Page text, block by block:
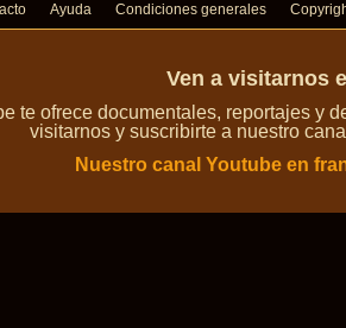
Ayuda Condiciones generales
Ven a visitarnos
te ofrece documentales, reportajes y
visitarnos y suscribirte a nuestro
Nuestro canal Youtube en